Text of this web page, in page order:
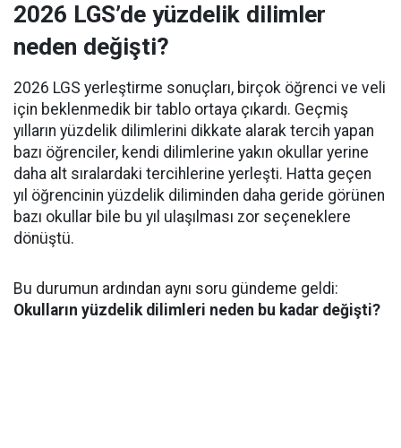
2026 LGS’de yüzdelik dilimler
neden değişti?
2026 LGS yerleştirme sonuçları, birçok öğrenci ve veli
için beklenmedik bir tablo ortaya çıkardı. Geçmiş
yılların yüzdelik dilimlerini dikkate alarak tercih yapan
bazı öğrenciler, kendi dilimlerine yakın okullar yerine
daha alt sıralardaki tercihlerine yerleşti. Hatta geçen
yıl öğrencinin yüzdelik diliminden daha geride görünen
bazı okullar bile bu yıl ulaşılması zor seçeneklere
dönüştü.
Bu durumun ardından aynı soru gündeme geldi:
Okulların yüzdelik dilimleri neden bu kadar değişti?